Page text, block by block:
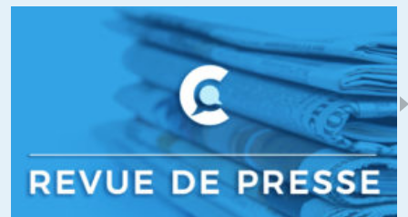
).
En d’autre terme, pendant que le PIB est multiplié par 4,7 en 50
ans, il semble difficile d’incriminer la dégradation de 2,2 fois le
ratio actif cotisant/retraité sur cette même période pour justifier
une quelconque réforme des retraites. Ce qui est, à mon avis, à
incriminer c’est l’accaparement par le capital des fruits du travail,
au détriment des retraites.
+10